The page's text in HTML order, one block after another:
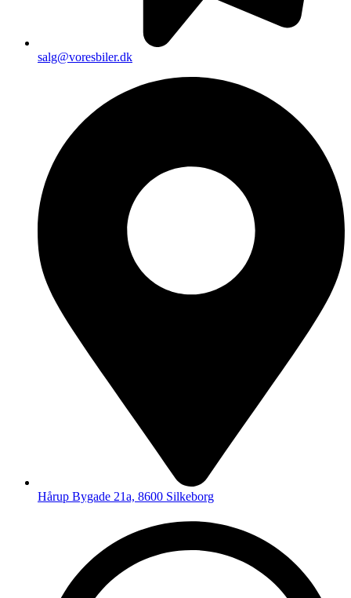
salg@voresbiler.dk
Hårup Bygade 21a, 8600 Silkeborg